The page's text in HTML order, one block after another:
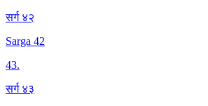
सर्ग ४२
Sarga 42
43.
सर्ग ४३